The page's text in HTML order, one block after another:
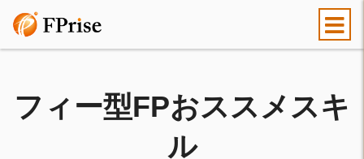
フィー型FPおススメスキ
ル